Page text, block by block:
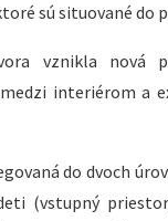
sú situované do
vznikla nová
interiérom a
do dvoch
(vstupný